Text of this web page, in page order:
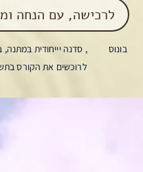
לרכישה, עם הנחה
לרוכשים את הקורס